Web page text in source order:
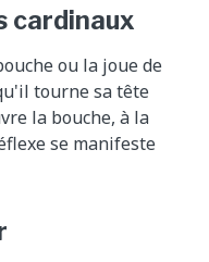
cardinaux
ou la joue de
tourne sa tête
la bouche, à la
se manifeste